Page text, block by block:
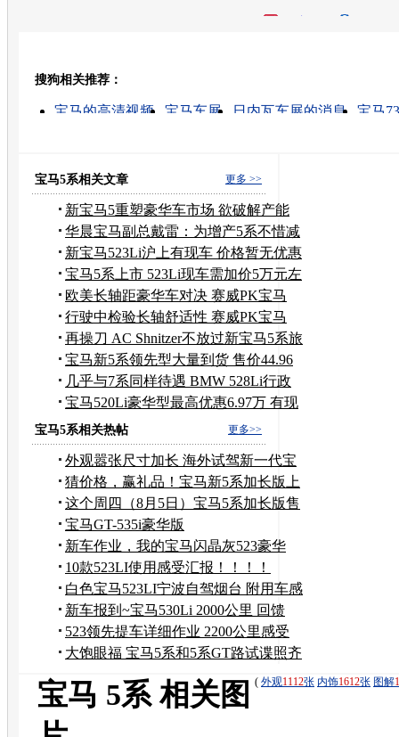
搜狗相关推荐：
宝马的高清视频 宝马车展 日内瓦车展的消息
宝马
更多 >>
宝马5系相关文章
新宝马5重塑豪华车市场 欲破解产能
困局
华晨宝马副总戴雷：为增产5系不惜减
产3系
新宝马523Li沪上有现车 价格暂无优惠
宝马5系上市 523Li现车需加价5万元左
右
欧美长轴距豪华车对决 赛威PK宝马
528Li
行驶中检验长轴舒适性 赛威PK宝马
528Li
再操刀 AC Shnitzer不放过新宝马5系旅
行版
宝马新5系领先型大量到货 售价44.96
万元
几乎与7系同样待遇 BMW 528Li行政
+激情
宝马520Li豪华型最高优惠6.97万 有现
车
更多>>
宝马5系相关热帖
外观嚣张尺寸加长 海外试驾新一代宝
马5系535i
猜价格，赢礼品！宝马新5系加长版上
市价格有奖竞猜
这个周四（8月5日）宝马5系加长版售
价对外发布
宝马GT-535i豪华版
新车作业，我的宝马闪晶灰523豪华
版，多图。
10款523LI使用感受汇报！！！！
白色宝马523LI宁波自驾烟台 附用车感
受
新车报到~宝马530Li 2000公里 回馈
523领先提车详细作业 2200公里感受
大饱眼福 宝马5系和5系GT路试谍照齐
( 外观1112张 内饰1612张 图解
宝马 5系 相关图